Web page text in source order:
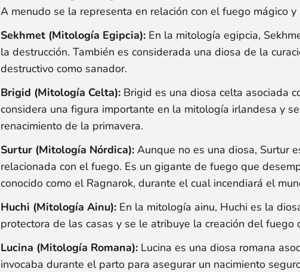
A menudo se la representa en relación con el fuego mágico y
Sekhmet (Mitología Egipcia): En la mitología egipcia,
la destrucción. También es considerada una diosa de la
destructivo como sanador.
Brigid (Mitología Celta): Brigid es una diosa celta asociada
considera una figura importante en la mitología irlandesa y
renacimiento de la primavera.
Surtur (Mitología Nórdica): Aunque no es una diosa, Surtur
relacionada con el fuego. Es un gigante de fuego que
conocido como el Ragnarok, durante el cual incendiará el
Huchi (Mitología Ainu): En la mitología ainu, Huchi es la
protectora de las casas y se le atribuye la creación del
Lucina (Mitología Romana): Lucina es una diosa romana
invocaba durante el parto para asegurar un nacimiento